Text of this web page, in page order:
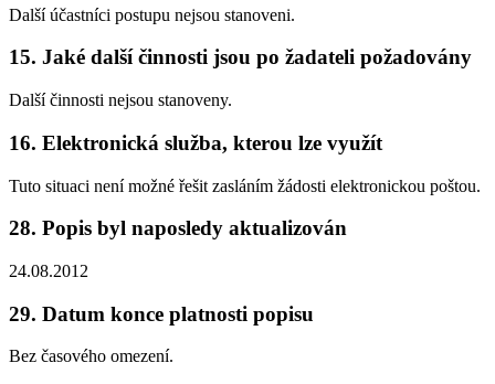
Další účastníci postupu nejsou stanoveni.
15. Jaké další činnosti jsou po žadateli požadovány
Další činnosti nejsou stanoveny.
16. Elektronická služba, kterou lze využít
Tuto situaci není možné řešit zasláním žádosti elektronickou poštou.
28. Popis byl naposledy aktualizován
24.08.2012
29. Datum konce platnosti popisu
Bez časového omezení.